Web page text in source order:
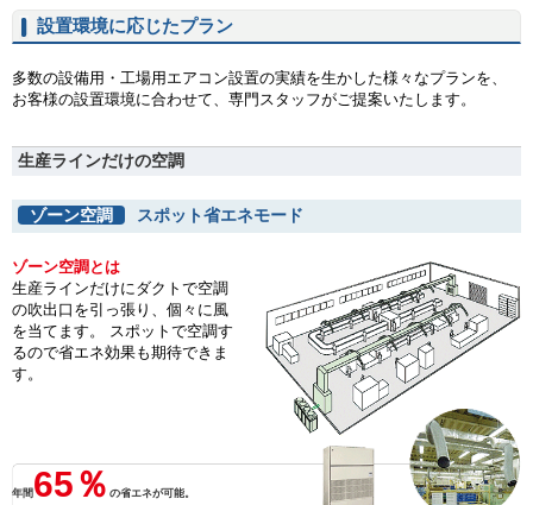
設置環境に応じたプラン
多数の設備用・工場用エアコン設置の実績を生かした様々なプランを、
お客様の設置環境に合わせて、専門スタッフがご提案いたします。
生産ラインだけの空調
ゾーン空調 スポット省エネモード
ゾーン空調とは
生産ラインだけにダクトで空調
の吹出口を引っ張り、個々に風
を当てます。 スポットで空調す
るので省エネ効果も期待できま
す。
年間 65％ の省エネが可能。